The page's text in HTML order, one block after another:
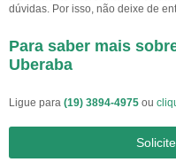
dúvidas. Por isso, não deixe de
Para saber mais
Uberaba
Ligue para (19) 3894-4975 ou